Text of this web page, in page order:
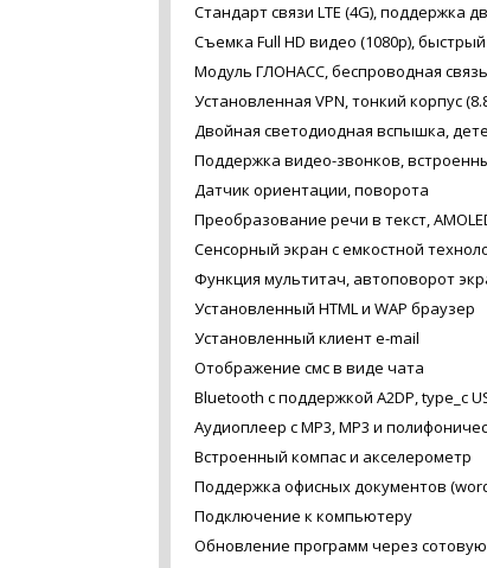
Стандарт связи LTE (4G), поддержка
Съемка Full HD видео (1080p),
Модуль ГЛОНАСС, беспроводная связь
Установленная VPN, тонкий корпус
Двойная светодиодная вспышка,
Поддержка видео-звонков,
Датчик ориентации, поворота
Преобразование речи в текст,
Сенсорный экран c емкостной
Функция мультитач, автоповорот
Установленный HTML и WAP браузер
Установленный клиент e-mail
Отображение смс в виде чата
Bluetooth с поддержкой A2DP, type_c
Аудиоплеер с MP3, MP3 и
Встроенный компас и акселерометр
Поддержка офисных документов
Подключение к компьютеру
Обновление программ через сотовую